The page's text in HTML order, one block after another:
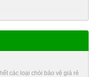
các loại chòi bảo vệ giá rẻ